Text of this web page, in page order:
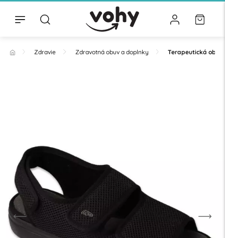
Zdravie Zdravotná obuv a doplnky Terapeutická obuv